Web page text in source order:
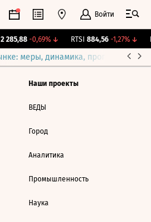
Войти
285,88 -0,69%↓ RTSI 884,56 -1,27%↓
меры, динамика, прогнозы
Наши проекты
ВЕДЫ
Город
Аналитика
Промышленность
Наука